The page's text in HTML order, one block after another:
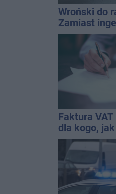
Wroński do
Zamiast
prywatną
zajmijcie się
gospodarką
Faktura
dla kogo,
wystawić i